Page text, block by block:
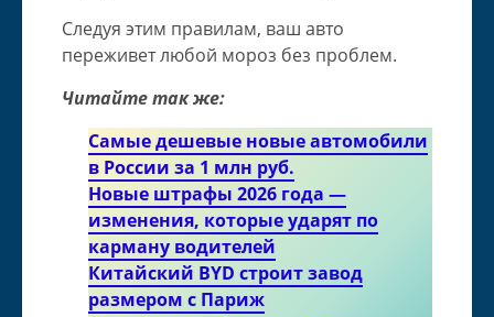
Следуя этим правилам, ваш авто
переживет любой мороз без проблем.
Читайте так же:
Самые дешевые новые автомобили
в России за 1 млн руб.
Новые штрафы 2026 года —
изменения, которые ударят по
карману водителей
Китайский BYD строит завод
размером с Париж